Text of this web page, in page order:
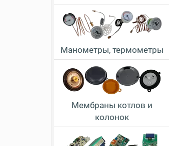
Манометры, термометры
Мембраны котлов и
колонок